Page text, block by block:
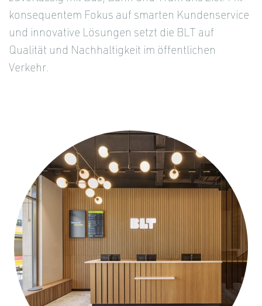
konsequentem Fokus auf smarten Kundenservice
und innovative Lösungen setzt die BLT auf
Qualität und Nachhaltigkeit im öffentlichen
Verkehr.